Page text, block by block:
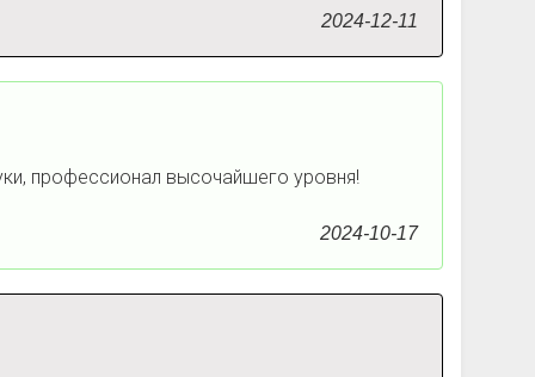
2024-12-11
профессионал высочайшего уровня!
2024-10-17